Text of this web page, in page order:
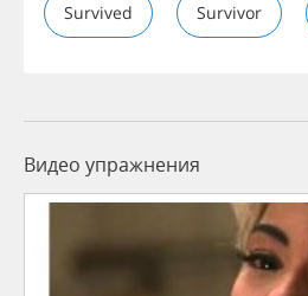
Survived Survivor
Видео упражнения